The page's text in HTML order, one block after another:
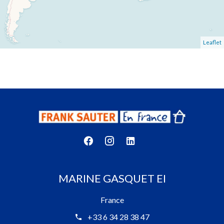
Leaflet
MARINE GASQUET EI
France
+33 6 34 28 38 47